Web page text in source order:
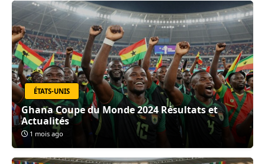
ÉTATS-UNIS
Ghana Coupe du Monde 2024 Résultats et
Actualités
1 mois ago